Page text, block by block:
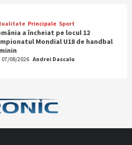
Principale Sport
a încheiat pe locul 12
Mondial U18 de handbal
07/08/2026 Andrei Dascalu